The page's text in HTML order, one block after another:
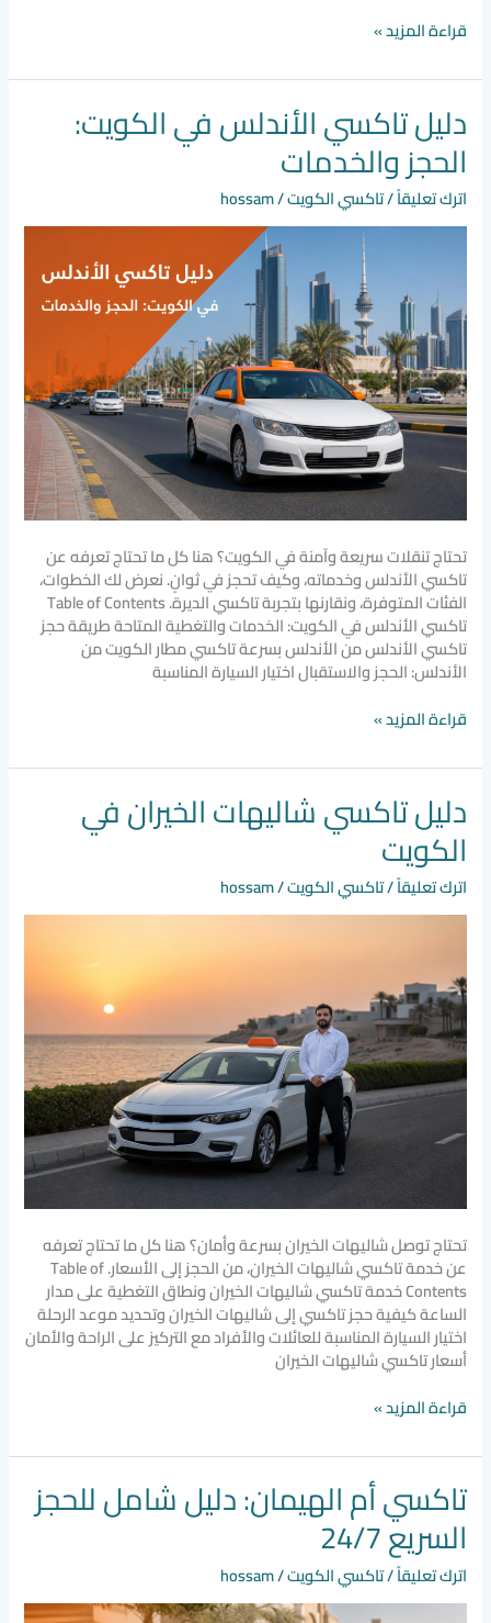
قراءة المزيد »
دليل تاكسي الأندلس في الكويت:
الحجز والخدمات
اترك تعليقاً/تاكسي الكويت/
hossam
تحتاج تنقلات سريعة وآمنة في الكويت؟ هنا كل ما تحتاج تعرفه عن
تاكسي الأندلس وخدماته، وكيف تحجز في ثوانٍ. نعرض لك الخطوات،
الفئات المتوفرة، ونقارنها بتجربة تاكسي الديرة. Table of Contents
تاكسي الأندلس في الكويت: الخدمات والتغطية المتاحة طريقة حجز
تاكسي الأندلس من الأندلس بسرعة تاكسي مطار الكويت من
الأندلس: الحجز والاستقبال اختيار السيارة المناسبة
دليل
تاكسي
الأندلس
الكويت:
الحجز
قراءة المزيد »
دليل تاكسي شاليهات الخيران في
الكويت
اترك تعليقاً/تاكسي الكويت/
hossam
تحتاج توصل شاليهات الخيران بسرعة وأمان؟ هنا كل ما تحتاج تعرفه
عن خدمة تاكسي شاليهات الخيران، من الحجز إلى الأسعار. Table of
Contents خدمة تاكسي شاليهات الخيران ونطاق التغطية على مدار
الساعة كيفية حجز تاكسي إلى شاليهات الخيران وتحديد موعد الرحلة
اختيار السيارة المناسبة للعائلات والأفراد مع التركيز على الراحة والأمان
أسعار تاكسي شاليهات الخيران
دليل
تاكسي
شاليهات
الخيران
في
الكويت
قراءة المزيد »
تاكسي أم الهيمان: دليل شامل للحجز
السريع 24/7
اترك تعليقاً/تاكسي الكويت/
hossam
تاكسي
أم
الهيمان:
شامل
للحجز